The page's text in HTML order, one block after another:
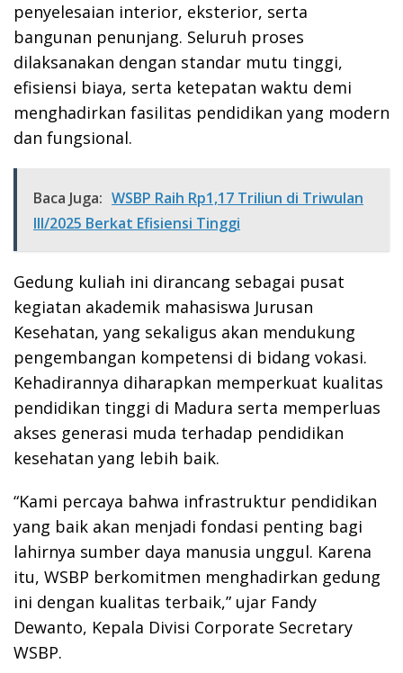
penyelesaian interior, eksterior, serta
bangunan penunjang. Seluruh proses
dilaksanakan dengan standar mutu tinggi,
efisiensi biaya, serta ketepatan waktu demi
menghadirkan fasilitas pendidikan yang modern
dan fungsional.
Baca Juga: WSBP Raih Rp1,17 Triliun di Triwulan
III/2025 Berkat Efisiensi Tinggi
Gedung kuliah ini dirancang sebagai pusat
kegiatan akademik mahasiswa Jurusan
Kesehatan, yang sekaligus akan mendukung
pengembangan kompetensi di bidang vokasi.
Kehadirannya diharapkan memperkuat kualitas
pendidikan tinggi di Madura serta memperluas
akses generasi muda terhadap pendidikan
kesehatan yang lebih baik.
“Kami percaya bahwa infrastruktur pendidikan
yang baik akan menjadi fondasi penting bagi
lahirnya sumber daya manusia unggul. Karena
itu, WSBP berkomitmen menghadirkan gedung
ini dengan kualitas terbaik,” ujar Fandy
Dewanto, Kepala Divisi Corporate Secretary
WSBP.